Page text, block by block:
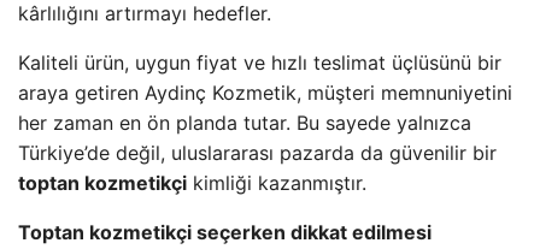
kârlılığını artırmayı hedefler.
Kaliteli ürün, uygun fiyat ve hızlı teslimat üçlüsünü bir
araya getiren Aydinç Kozmetik, müşteri memnuniyetini
her zaman en ön planda tutar. Bu sayede yalnızca
Türkiye’de değil, uluslararası pazarda da güvenilir bir
toptan kozmetikçi kimliği kazanmıştır.
Toptan kozmetikçi seçerken dikkat edilmesi